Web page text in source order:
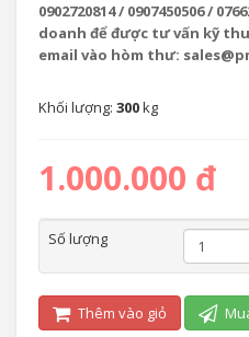
0902720814 / 0907450506 /
doanh để được tư vấn kỹ
email vào hòm thư:
Khối lượng: 300kg
1.000.000 đ
Số lượng
Thêm vào giỏ